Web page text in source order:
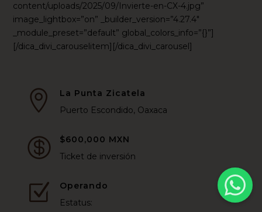
content/uploads/2025/09/Invierte-en-CX-4.jpg”
image_lightbox=”on” _builder_version=”4.27.4″
_module_preset=”default” global_colors_info=”{}”]
[/dica_divi_carouselitem][/dica_divi_carousel]

La Punta Zicatela
Puerto Escondido, Oaxaca

$600,000 MXN
Ticket de inversión
Z
Operando
Estatus: